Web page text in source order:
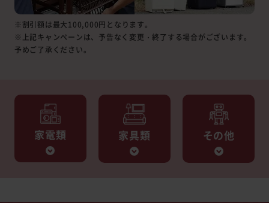
※割引額は最大100,000円となります。
※上記キャンペーンは、予告なく変更・終了する場合がございます。
予めご了承ください。
家電類 家具類 その他